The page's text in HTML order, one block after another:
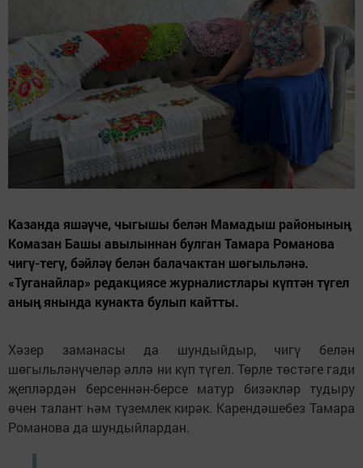
Казанда яшәүче, чыгышы белән Мамадыш районының
Комазан Башы авылыннан булган Тамара Романова
чигү-тегү, бәйләү белән балачактан шөгыльләнә.
«Туганайлар» редакциясе журналистлары күптән түгел
аның янында кунакта булып кайтты.
Хәзер заманасы да шундыйдыр, чигү белән
шөгыльләнүчеләр әллә ни күп түгел. Төрле төстәге гади
җепләрдән берсеннән-берсе матур бизәкләр тудыру
өчен талант һәм түземлек кирәк. Карендәшебез Тамара
Романова да шундыйлардан.